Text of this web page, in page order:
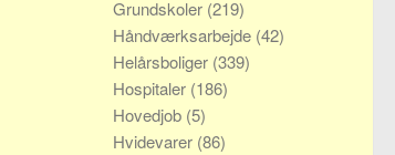
Grundskoler (219)
Håndværksarbejde (42)
Helårsboliger (339)
Hospitaler (186)
Hovedjob (5)
Hvidevarer (86)